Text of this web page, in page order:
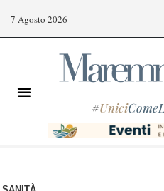
7 Agosto 2026
#Unici